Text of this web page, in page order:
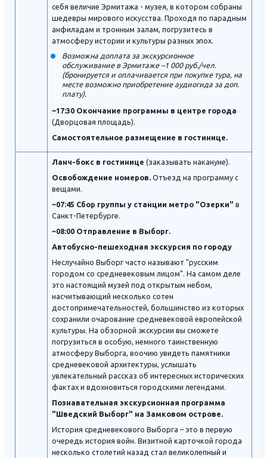
себя величие Эрмитажа - музея, в котором собраны
шедевры мирового искусства. Проходя по парадным
анфиладам и тронным залам, погрузитесь в
атмосферу истории и культуры разных эпох.
Возможна доплата за экскурсионное
обслуживание в Эрмитаже –1 000 руб./чел.
(бронируется и оплачивается при покупке тура, на
месте возможно приобретение аудиогида за доп.
плату).
~17:30 Окончание программы в центре города
(Дворцовая площадь).
Самостоятельное размещение в гостинице.
Ланч-бокс в гостинице (заказывать накануне).
Освобождение номеров. Отъезд на программу с
вещами.
~07:45 Сбор группы у станции метро "Озерки" в
Санкт-Петербурге.
~08:00 Отправление в Выборг.
Автобусно-пешеходная экскурсия по городу
Неслучайно Выборг часто называют "русским
городом со средневековым лицом". На самом деле
это настоящий музей под открытым небом,
насчитывающий несколько сотен
достопримечательностей, большинство из которых
сохранили очарование средневековой европейской
культуры. На обзорной экскурсии вы сможете
погрузиться в особую, немного таинственную
атмосферу Выборга, воочию увидеть памятники
средневековой архитектуры, услышать
увлекательный рассказ об интересных исторических
фактах и вдохновиться городскими легендами.
Познавательная экскурсионная программа
"Шведский Выборг" на Замковом острове.
История средневекового Выборга – это в первую
очередь история войн. Визитной карточкой города
несколько столетий назад стал великолепный и